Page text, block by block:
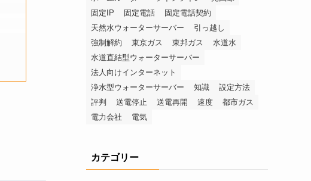
固定IP
固定電話
固定電話契約
天然水ウォーターサーバー
引っ越し
強制解約
東京ガス 東邦ガス
水道水
水道直結型ウォーターサーバー
法人向けインターネット
浄水型ウォーターサーバー
知識
設定方法
評判
送電停止 送電再開 速度
都市ガス
電力会社
電気
カテゴリー